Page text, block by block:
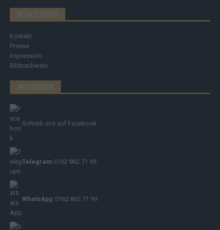
RECHTLICHES
Kontakt
Presse
Impressum
Bildnachweis
MESSENGER
Schreib uns auf Facebook
Telegram:0162 862 71 99
WhatsApp:0162 862 71 99